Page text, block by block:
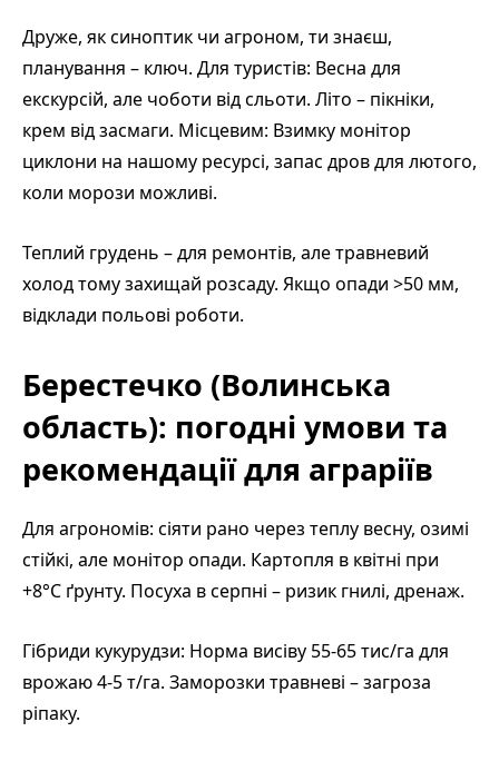
Друже, як синоптик чи агроном, ти знаєш,
планування – ключ. Для туристів: Весна для
екскурсій, але чоботи від сльоти. Літо – пікніки,
крем від засмаги. Місцевим: Взимку монітор
циклони на нашому ресурсі, запас дров для лютого,
коли морози можливі.
Теплий грудень – для ремонтів, але травневий
холод тому захищай розсаду. Якщо опади >50 мм,
відклади польові роботи.
Берестечко (Волинська
область): погодні умови та
рекомендації для аграріїв
Для агрономів: сіяти рано через теплу весну, озимі
стійкі, але монітор опади. Картопля в квітні при
+8°C ґрунту. Посуха в серпні – ризик гнилі, дренаж.
Гібриди кукурудзи: Норма висіву 55-65 тис/га для
врожаю 4-5 т/га. Заморозки травневі – загроза
ріпаку.